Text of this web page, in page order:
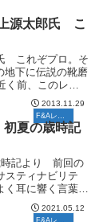
源太郎氏 こ
これぞプロ。そ
地下に伝説の靴磨
く前、このレポ
全盛時...2013.11.29
F&Aレポート
夏の歳時記
時記より 前回の
スティナビリテ
く耳に響く言葉か
本語の味...2021.05.12